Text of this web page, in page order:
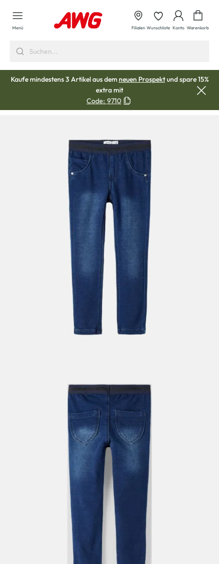
springen
Menü Filialen Wunschliste Konto Warenkorb
Kaufe mindestens 3 Artikel aus demneuen Prospektund spare 15%
extra mit
Code: 9710